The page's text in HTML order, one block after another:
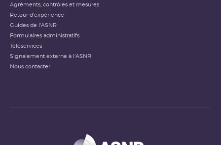
Agréments, contrôles et mesures
Retour d'expérience
Guides de l'ASNR
Formulaires administratifs
Téléservices
Signalement externe à l'ASNR
Nous contacter